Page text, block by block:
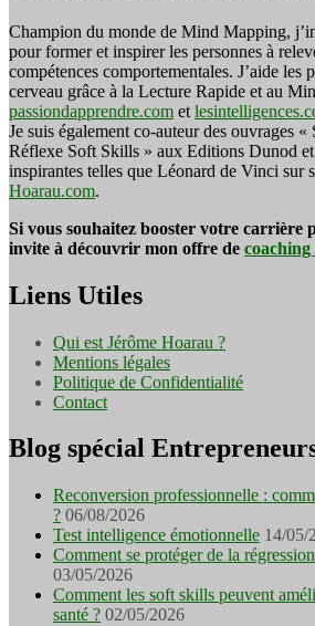
Champion du monde de Mind Mapping,
pour former et inspirer les personnes à
compétences comportementales. J’aide les
cerveau grâce à la Lecture Rapide et au
passiondapprendre.com et
Je suis également co-auteur des ouvrages
Réflexe Soft Skills » aux Editions Dunod et
inspirantes telles que Léonard de Vinci sur
Hoarau.com.
Si vous souhaitez booster votre carrière
invite à découvrir mon offre de coaching
Liens Utiles
Qui est Jérôme Hoarau ?
Mentions légales
Politique de Confidentialité
Contact
Blog spécial
Reconversion professionnelle :
? 06/08/2026
Test intelligence émotionnelle 14/05/
Comment se protéger de la
03/05/2026
Comment les soft skills peuvent
santé ? 02/05/2026